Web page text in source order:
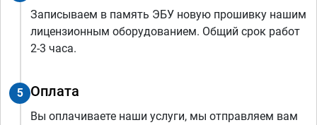
Записываем в память ЭБУ новую прошивку нашим
лицензионным оборудованием. Общий срок работ
2-3 часа.
5 Оплата
Вы оплачиваете наши услуги, мы отправляем вам